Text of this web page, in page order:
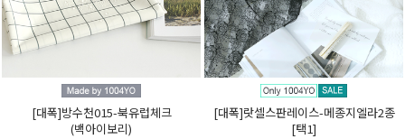
[대폭]방수천015-북유럽체크
(백아이보리)
[대폭]랏셀스판레이스-메종지엘라2종
[택1]